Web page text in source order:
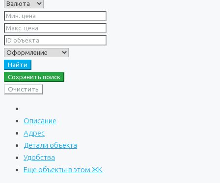
Найти
Сохранить поиск
Очистить
Описание
Адрес
Детали объекта
Удобства
Еще объекты в этом ЖК